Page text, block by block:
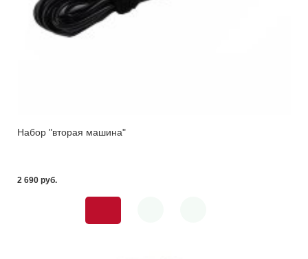
Набор "вторая машина"
2 690 pуб.